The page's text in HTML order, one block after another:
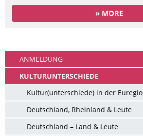
» MORE
ANMELDUNG
KULTURUNTERSCHIEDE
Kultur(unterschiede) in der Euregio
Deutschland, Rheinland & Leute
Deutschland – Land & Leute